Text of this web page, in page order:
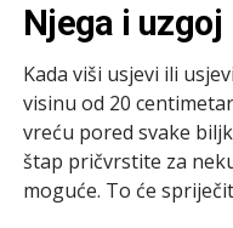
Njega i uzgoj
Kada viši usjevi ili
visinu od 20
vreću pored svake
štap pričvrstite za
moguće. To će